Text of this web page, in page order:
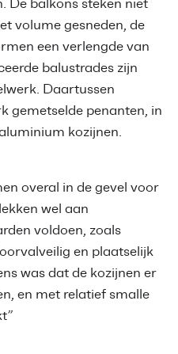
volume gesneden, de
een verlengde van
balustrades zijn
Daartussen
gemetselde penanten, in
kozijnen.
overal in de gevel voor
wel aan
voldoen, zoals
en plaatselijk
was dat de kozijnen er
en met relatief smalle